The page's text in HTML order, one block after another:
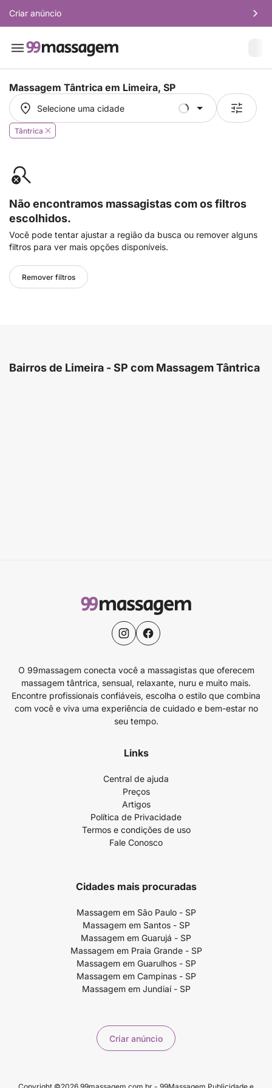
Criar anúncio
Massagem Tântrica em Limeira, SP
Selecione uma cidade
Selecione uma cidade
Tântrica
Não encontramos massagistas com os filtros
escolhidos.
Você pode tentar ajustar a região da busca ou remover alguns
filtros para ver mais opções disponíveis.
Remover filtros
Bairros de Limeira - SP com Massagem Tântrica
O 99massagem conecta você a massagistas que oferecem
massagem tântrica, sensual, relaxante, nuru e muito mais.
Encontre profissionais confiáveis, escolha o estilo que combina
com você e viva uma experiência de cuidado e bem-estar no
seu tempo.
Links
Central de ajuda
Preços
Artigos
Política de Privacidade
Termos e condições de uso
Fale Conosco
Cidades mais procuradas
Massagem em São Paulo - SP
Massagem em Santos - SP
Massagem em Guarujá - SP
Massagem em Praia Grande - SP
Massagem em Guarulhos - SP
Massagem em Campinas - SP
Massagem em Jundiaí - SP
Criar anúncio